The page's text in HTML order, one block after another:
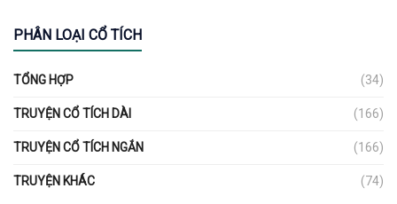
PHÂN LOẠI CỔ TÍCH
TỔNG HỢP (34)
TRUYỆN CỔ TÍCH DÀI (166)
TRUYỆN CỔ TÍCH NGẮN (166)
TRUYỆN KHÁC (74)